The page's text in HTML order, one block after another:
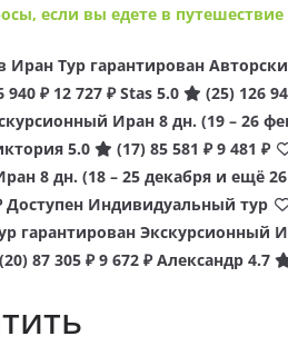
если вы едете в путешествие
Иран Тур гарантирован
940 ₽ 12 727 ₽Stas 5.0 (25) 126
Иран 8 дн. (19 – 26
5.0 (17) 85 581 ₽9 481 ₽
8 дн. (18 – 25 декабря и ещё
Доступен Индивидуальный тур
гарантирован Экскурсионный
(20) 87 305 ₽9 672 ₽Александр 4.7